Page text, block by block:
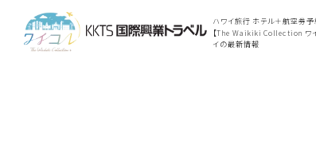
ハワイ旅行 ホテル＋航空券予
【The Waikiki Collection ワ
イの最新情報